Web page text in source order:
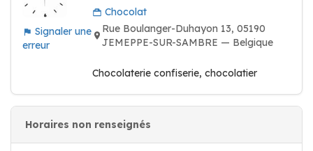
Signaler une
erreur
Chocolat
Rue Boulanger-Duhayon 13, 05190
JEMEPPE-SUR-SAMBRE — Belgique
Chocolaterie confiserie, chocolatier
Horaires non renseignés